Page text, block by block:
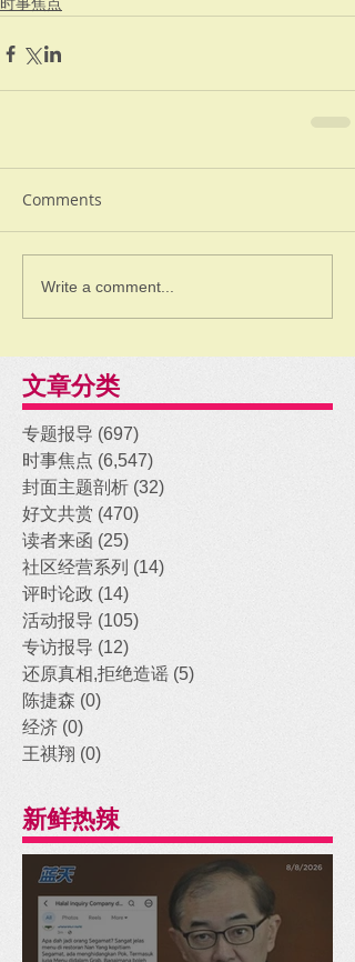
Comments
Write a comment...
文章分类
专题报导 (697)
时事焦点 (6,547)
封面主题剖析 (32)
好文共赏 (470)
读者来函 (25)
社区经营系列 (14)
评时论政 (14)
活动报导 (105)
专访报导 (12)
还原真相,拒绝造谣 (5)
陈捷森 (0)
经济 (0)
王祺翔 (0)
新鲜热辣